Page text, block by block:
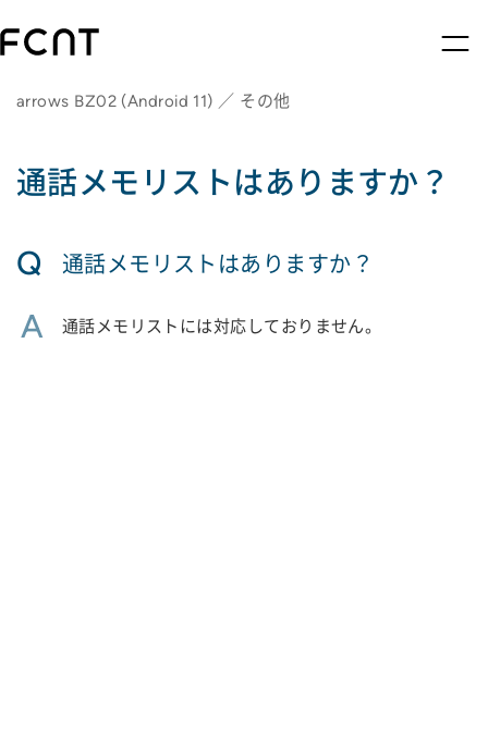
arrows BZ02 (Android 11) ／ その他
通話メモリストはありますか？
Q 通話メモリストはありますか？
A 通話メモリストには対応しておりません。